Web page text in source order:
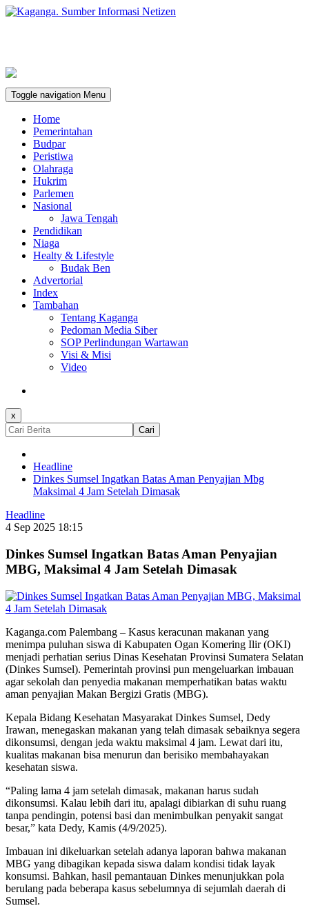
Toggle navigation Menu
Home
Pemerintahan
Budpar
Peristiwa
Olahraga
Hukrim
Parlemen
Nasional
Jawa Tengah
Pendidikan
Niaga
Healty & Lifestyle
Budak Ben
Advertorial
Index
Tambahan
Tentang Kaganga
Pedoman Media Siber
SOP Perlindungan Wartawan
Visi & Misi
Video
x
Cari
Headline
Dinkes Sumsel Ingatkan Batas Aman Penyajian Mbg
Maksimal 4 Jam Setelah Dimasak
Headline
4 Sep 2025 18:15
Dinkes Sumsel Ingatkan Batas Aman Penyajian
MBG, Maksimal 4 Jam Setelah Dimasak
Kaganga.com Palembang – Kasus keracunan makanan yang
menimpa puluhan siswa di Kabupaten Ogan Komering Ilir (OKI)
menjadi perhatian serius Dinas Kesehatan Provinsi Sumatera Selatan
(Dinkes Sumsel). Pemerintah provinsi pun mengeluarkan imbauan
agar sekolah dan penyedia makanan memperhatikan batas waktu
aman penyajian Makan Bergizi Gratis (MBG).
Kepala Bidang Kesehatan Masyarakat Dinkes Sumsel, Dedy
Irawan, menegaskan makanan yang telah dimasak sebaiknya segera
dikonsumsi, dengan jeda waktu maksimal 4 jam. Lewat dari itu,
kualitas makanan bisa menurun dan berisiko membahayakan
kesehatan siswa.
“Paling lama 4 jam setelah dimasak, makanan harus sudah
dikonsumsi. Kalau lebih dari itu, apalagi dibiarkan di suhu ruang
tanpa pendingin, potensi basi dan menimbulkan penyakit sangat
besar,” kata Dedy, Kamis (4/9/2025).
Imbauan ini dikeluarkan setelah adanya laporan bahwa makanan
MBG yang dibagikan kepada siswa dalam kondisi tidak layak
konsumsi. Bahkan, hasil pemantauan Dinkes menunjukkan pola
berulang pada beberapa kasus sebelumnya di sejumlah daerah di
Sumsel.